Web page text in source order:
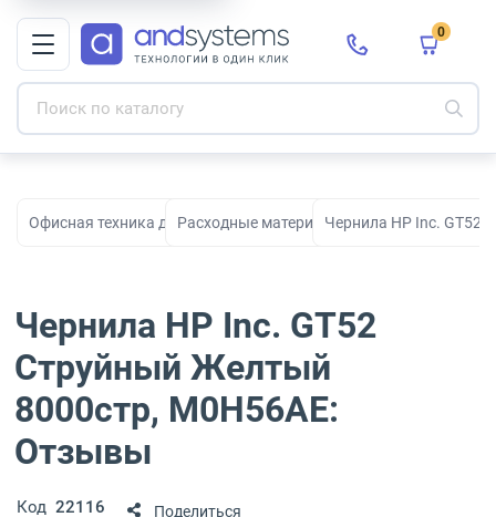
0
Офисная техника для печати, сканирования и
Расходные материалы для принтеров и
Чернила HP Inc. GT52
Чернила HP Inc. GT52
Струйный Желтый
8000стр, M0H56AE:
Отзывы
Код 22116 Поделиться